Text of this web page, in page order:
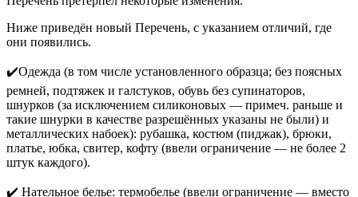
Ниже приведён новый Перечень, с указанием отличий, где
они появились.
✔️Одежда (в том числе установленного образца; без поясных
ремней, подтяжек и галстуков, обувь без супинаторов,
шнурков (за исключением силиконовых — примеч. раньше и
такие шнурки в качестве разрешённых указаны не были) и
металлических набоек): рубашка, костюм (пиджак), брюки,
платье, юбка, свитер, кофту (ввели ограничение — не более 2
штук каждого).
✔️ Нательное белье: термобелье (ввели ограничение — вместо